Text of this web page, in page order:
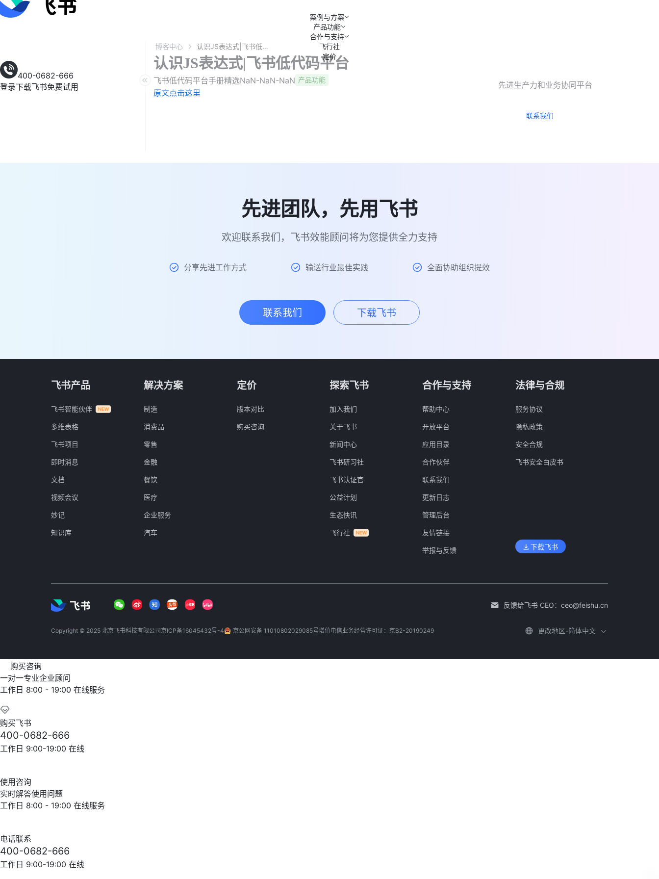
案例与方案
产品功能
合作与支持
飞行社
定价
400-0682-666
登录下载飞书免费试用
博客中心 认识JS表达式|飞书低代码平台
认识JS表达式|飞书低代码平台
飞书低代码平台手册精选NaN-NaN-NaN 产品功能
原文点击这里
先进生产力和业务协同平台
联系我们
先进团队，先用飞书
欢迎联系我们，飞书效能顾问将为您提供全力支持
分享先进工作方式 输送行业最佳实践 全面协助组织提效
联系我们 下载飞书
飞书产品
飞书智能伙伴
多维表格
飞书项目
即时消息
文档
视频会议
妙记
知识库
解决方案
制造
消费品
零售
金融
餐饮
医疗
企业服务
汽车
定价
版本对比
购买咨询
探索飞书
加入我们
关于飞书
新闻中心
飞书研习社
飞书认证官
公益计划
生态快讯
飞行社
合作与支持
帮助中心
开放平台
应用目录
合作伙伴
联系我们
更新日志
管理后台
友情链接
举报与反馈
法律与合规
服务协议
隐私政策
安全合规
飞书安全白皮书
下载飞书
反馈给飞书 CEO： ceo@feishu.cn
Copyright © 2025 北京飞书科技有限公司京ICP备16045432号-4 京公网安备 11010802029085号增值电信业务经营许可证：京B2-20190249 更改地区-简体中文
购买咨询
一对一专业企业顾问
工作日 8:00 - 19:00 在线服务
购买飞书
400-0682-666
工作日 9:00-19:00 在线
使用咨询
实时解答使用问题
工作日 8:00 - 19:00 在线服务
电话联系
400-0682-666
工作日 9:00-19:00 在线